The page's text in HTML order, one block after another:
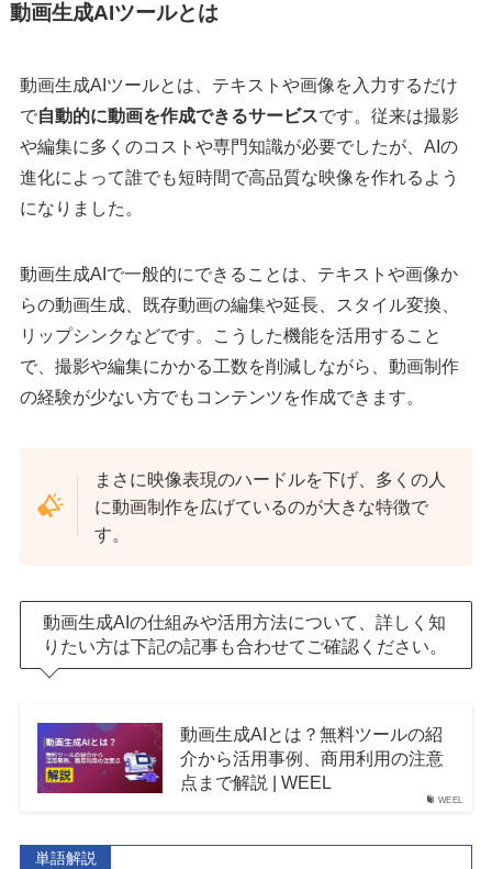
動画生成AIツールとは
動画生成AIツールとは、テキストや画像を入力するだけ
で自動的に動画を作成できるサービスです。従来は撮影
や編集に多くのコストや専門知識が必要でしたが、AIの
進化によって誰でも短時間で高品質な映像を作れるよう
になりました。
動画生成AIで一般的にできることは、テキストや画像か
らの動画生成、既存動画の編集や延長、スタイル変換、
リップシンクなどです。こうした機能を活用すること
で、撮影や編集にかかる工数を削減しながら、動画制作
の経験が少ない方でもコンテンツを作成できます。
まさに映像表現のハードルを下げ、多くの人
に動画制作を広げているのが大きな特徴で
す。
動画生成AIの仕組みや活用方法について、詳しく知
りたい方は下記の記事も合わせてご確認ください。
WEEL
動画生成AIとは？無料ツールの紹
介から活用事例、商用利用の注意
点まで解説 | WEEL
単語解説